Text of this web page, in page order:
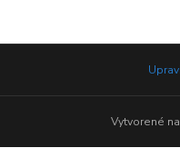
Vytvorené na